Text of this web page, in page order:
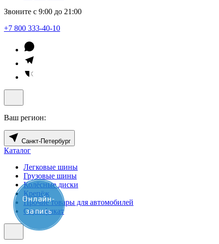
Звоните с 9:00 до 21:00
+7 800 333-40-10
Ваш регион:
Санкт-Петербург
Каталог
Легковые шины
Грузовые шины
Колёсные диски
Крепёж
Прочие товары для автомобилей
Сертификат
Онлайн-
запись